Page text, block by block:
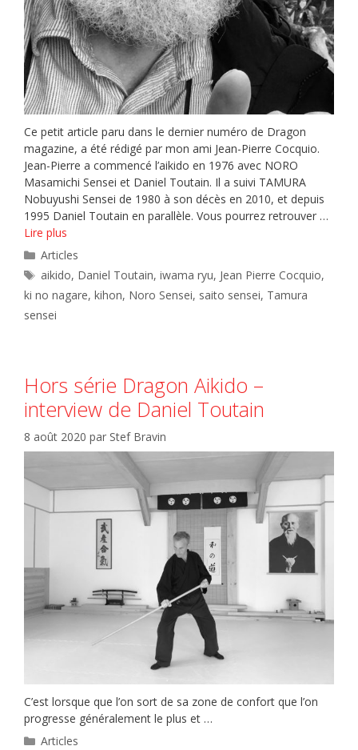
Ce petit article paru dans le dernier numéro de Dragon
magazine, a été rédigé par mon ami Jean-Pierre Cocquio.
Jean-Pierre a commencé l’aikido en 1976 avec NORO
Masamichi Sensei et Daniel Toutain. Il a suivi TAMURA
Nobuyushi Sensei de 1980 à son décès en 2010, et depuis
1995 Daniel Toutain en parallèle. Vous pourrez retrouver …
Lire plus
Catégories
Articles
Étiquettes
aikido, Daniel Toutain,iwama ryu, Jean Pierre Cocquio,
ki no nagare, kihon, Noro Sensei, saito sensei, Tamura
sensei
Hors série Dragon Aikido –
interview de Daniel Toutain
8 août 2020 par Stef Bravin
C’est lorsque que l’on sort de sa zone de confort que l’on
progresse généralement le plus et …
Catégories
Articles